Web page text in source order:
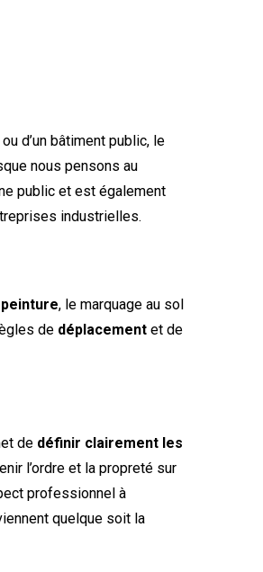
d’un bâtiment public, le
nous pensons au
public et est également
industrielles.
peinture, le marquage au sol
de déplacement et de
de définir clairement les
l’ordre et la propreté sur
professionnel à
quelque soit la